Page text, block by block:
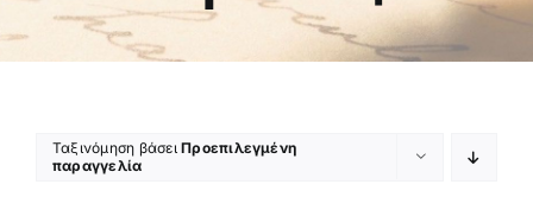
Ταξινόμηση βάσειΠροεπιλεγμένη
παραγγελία